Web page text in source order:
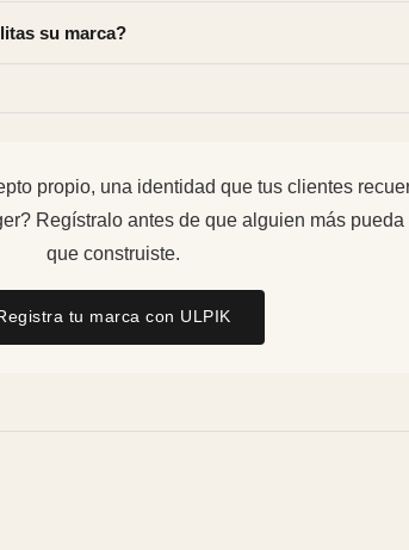
su marca?
propio, una identidad que tus clientes
Regístralo antes de que alguien más
que construiste.
tu marca con ULPIK